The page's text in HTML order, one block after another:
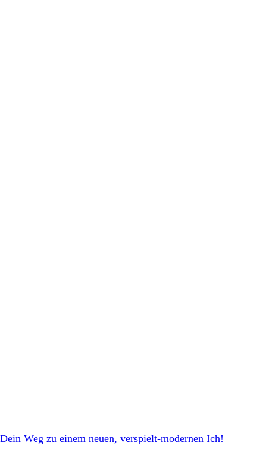
Weg zu einem neuen, verspielt-modernen Ich!